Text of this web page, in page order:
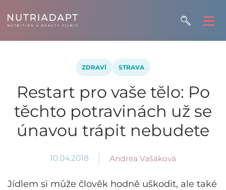
ZDRAVÍ STRAVA
Restart pro vaše tělo: Po
těchto potravinách už se
únavou trápit nebudete
10.04.2018 Andrea Vašáková
Jídlem si může člověk hodně uškodit, ale také